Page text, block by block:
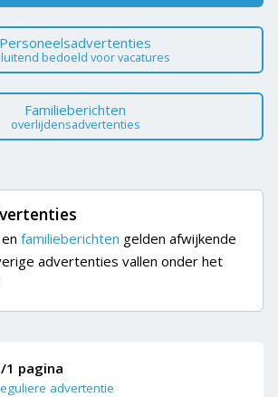
Personeelsadvertenties
bedoeld voor vacatures
Familieberichten
overlijdensadvertenties
en familieberichten gelden afwijkende
advertenties vallen onder het
1 pagina
advertentie